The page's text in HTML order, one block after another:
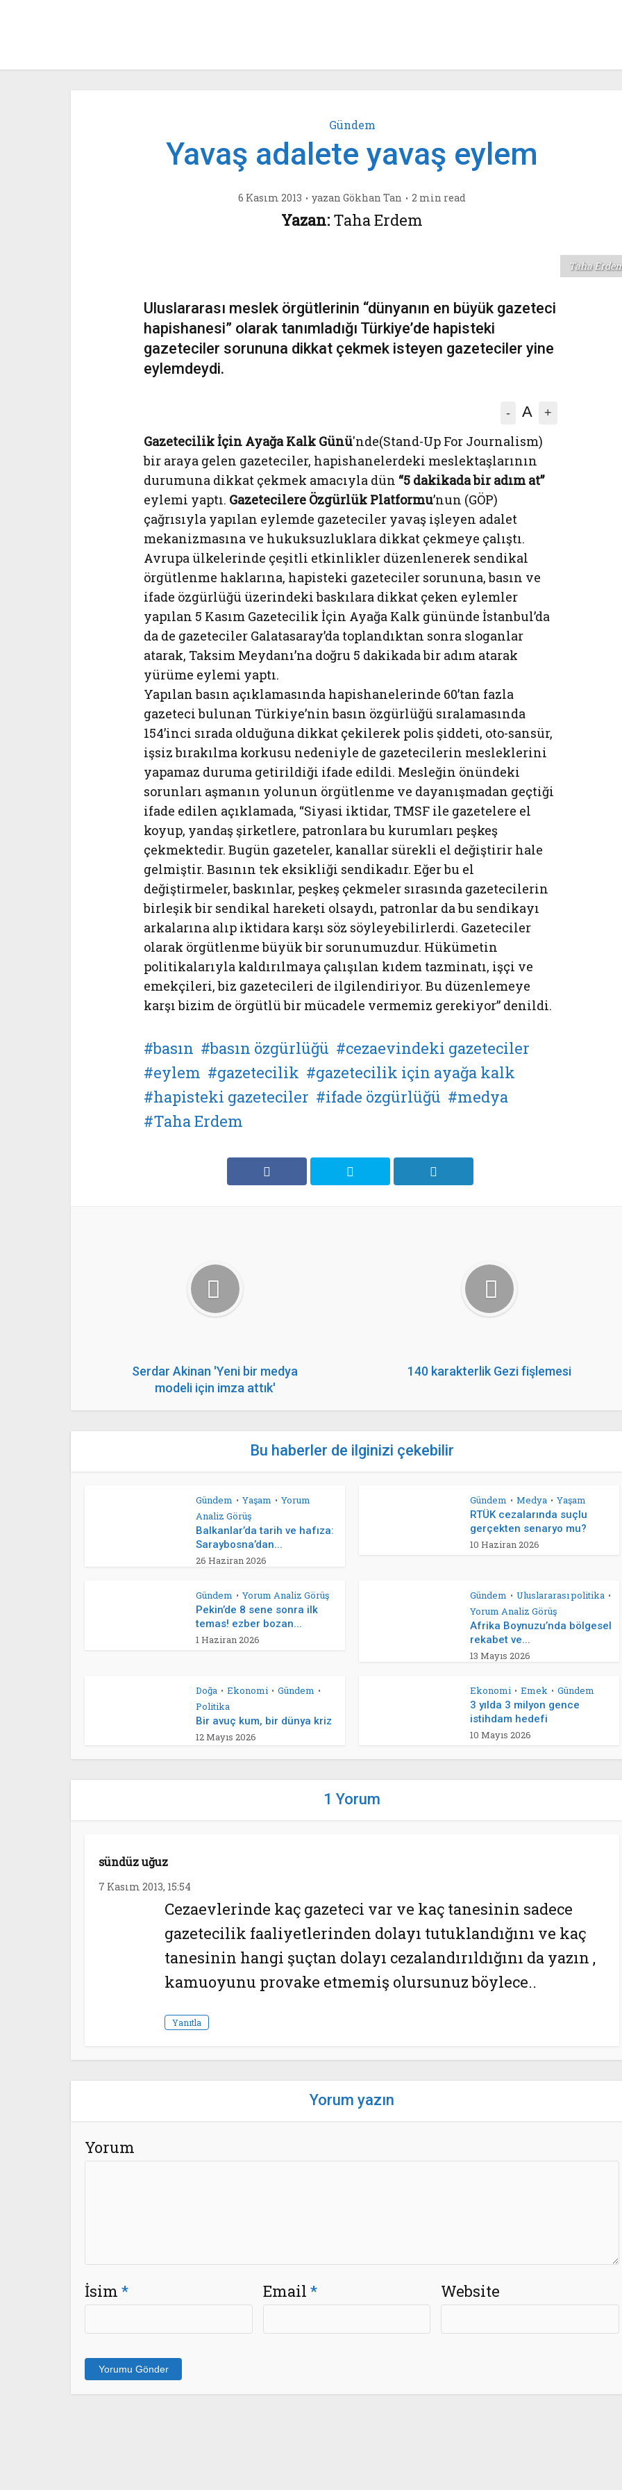
Gündem
Yavaş adalete yavaş eylem
6 Kasım 2013 yazan Gökhan Tan 2 min read
Yazan: Taha Erdem
Taha
Uluslararası meslek örgütlerinin “dünyanın en büyük gazeteci
hapishanesi” olarak tanımladığı Türkiye’de hapisteki
gazeteciler sorununa dikkat çekmek isteyen gazeteciler yine
eylemdeydi.
- A +
Gazetecilik İçin Ayağa Kalk Günü'nde(Stand-Up For Journalism)
bir araya gelen gazeteciler, hapishanelerdeki meslektaşlarının
durumuna dikkat çekmek amacıyla dün “5 dakikada bir adım at”
eylemi yaptı. Gazetecilere Özgürlük Platformu’nun (GÖP)
çağrısıyla yapılan eylemde gazeteciler yavaş işleyen adalet
mekanizmasına ve hukuksuzluklara dikkat çekmeye çalıştı.
Avrupa ülkelerinde çeşitli etkinlikler düzenlenerek sendikal
örgütlenme haklarına, hapisteki gazeteciler sorununa, basın ve
ifade özgürlüğü üzerindeki baskılara dikkat çeken eylemler
yapılan 5 Kasım Gazetecilik İçin Ayağa Kalk gününde İstanbul’da
da de gazeteciler Galatasaray’da toplandıktan sonra sloganlar
atarak, Taksim Meydanı’na doğru 5 dakikada bir adım atarak
yürüme eylemi yaptı.
Yapılan basın açıklamasında hapishanelerinde 60’tan fazla
gazeteci bulunan Türkiye’nin basın özgürlüğü sıralamasında
154’inci sırada olduğuna dikkat çekilerek polis şiddeti, oto-sansür,
işsiz bırakılma korkusu nedeniyle de gazetecilerin mesleklerini
yapamaz duruma getirildiği ifade edildi. Mesleğin önündeki
sorunları aşmanın yolunun örgütlenme ve dayanışmadan geçtiği
ifade edilen açıklamada, “Siyasi iktidar, TMSF ile gazetelere el
koyup, yandaş şirketlere, patronlara bu kurumları peşkeş
çekmektedir. Bugün gazeteler, kanallar sürekli el değiştirir hale
gelmiştir. Basının tek eksikliği sendikadır. Eğer bu el
değiştirmeler, baskınlar, peşkeş çekmeler sırasında gazetecilerin
birleşik bir sendikal hareketi olsaydı, patronlar da bu sendikayı
arkalarına alıp iktidara karşı söz söyleyebilirlerdi. Gazeteciler
olarak örgütlenme büyük bir sorunumuzdur. Hükümetin
politikalarıyla kaldırılmaya çalışılan kıdem tazminatı, işçi ve
emekçileri, biz gazetecileri de ilgilendiriyor. Bu düzenlemeye
karşı bizim de örgütlü bir mücadele vermemiz gerekiyor” denildi.
basın basın özgürlüğü
cezaevindeki gazeteciler
eylem
gazetecilik
gazetecilik için ayağa kalk
hapisteki gazeteciler
ifade özgürlüğü
medya
Taha Erdem
Serdar Akinan 'Yeni bir medya
modeli için imza attık'
140 karakterlik Gezi fişlemesi
Bu haberler de ilginizi çekebilir
Gündem • Yaşam • Yorum
Analiz Görüş
Balkanlar’da tarih ve hafıza:
Saraybosna’dan...
26 Haziran 2026
Gündem • Medya • Yaşam
RTÜK cezalarında suçlu
gerçekten senaryo mu?
10 Haziran 2026
Gündem • Yorum Analiz Görüş
Pekin’de 8 sene sonra ilk
temas! ezber bozan...
1 Haziran 2026
Gündem • Uluslararası politika •
Yorum Analiz Görüş
Afrika Boynuzu’nda bölgesel
rekabet ve...
13 Mayıs 2026
Doğa • Ekonomi • Gündem •
Politika
Bir avuç kum, bir dünya kriz
12 Mayıs 2026
Ekonomi • Emek • Gündem
3 yılda 3 milyon gence
istihdam hedefi
10 Mayıs 2026
1 Yorum
sündüz uğuz
7 Kasım 2013, 15:54
Cezaevlerinde kaç gazeteci var ve kaç tanesinin sadece
gazetecilik faaliyetlerinden dolayı tutuklandığını ve kaç
tanesinin hangi şuçtan dolayı cezalandırıldığını da yazın ,
kamuoyunu provake etmemiş olursunuz böylece..
Yanıtla
Yorum yazın
Yorum
İsim * Email * Website